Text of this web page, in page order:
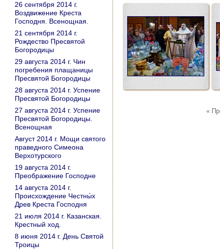
«
26 сентября 2014 г.
Воздвижение Креста
Господня. Всенощная.
21 сентября 2014 г.
Рождество Пресвятой
Богородицы
29 августа 2014 г. Чин
погребения плащаницы
Пресвятой Богородицы
28 августа 2014 г. Успение
Пресвятой Богородицы
27 августа 2014 г. Успение
Пресвятой Богородицы.
Всенощная
Август 2014 г. Мощи святого
праведного Симеона
Верхотурского
19 августа 2014 г.
Преображение Господне
14 августа 2014 г.
Происхождение Честны́х
Древ Креста Господня
21 июля 2014 г. Казанская.
Крестный ход.
8 июня 2014 г. День Святой
Троицы